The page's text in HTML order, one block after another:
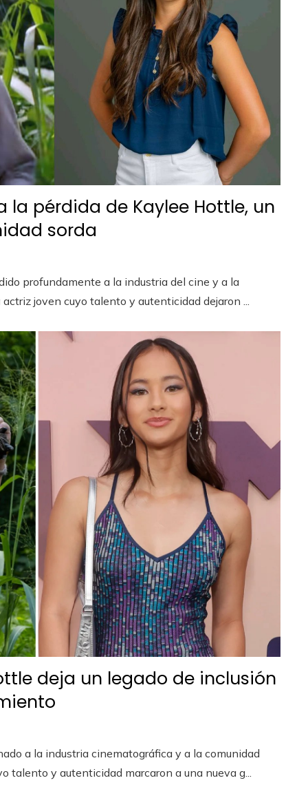
la pérdida de Kaylee Hottle, un
sorda
profundamente a la industria del cine y a la
joven cuyo talento y autenticidad dejaron ...
deja un legado de inclusión
a la industria cinematográfica y a la comunidad
talento y autenticidad marcaron a una nueva g...